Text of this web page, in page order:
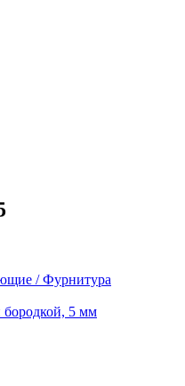
/ Фурнитура
бородкой, 5 мм